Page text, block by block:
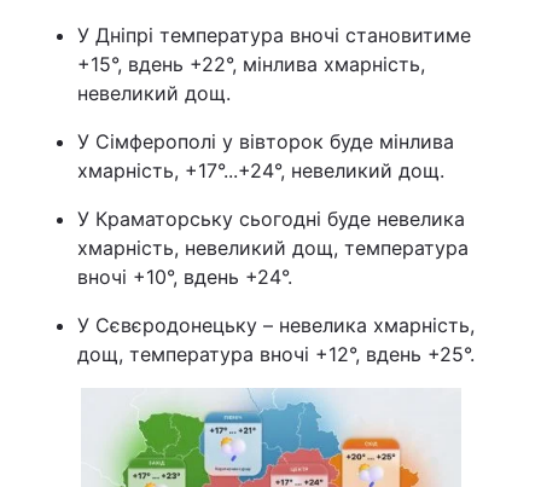
У Дніпрі температура вночі становитиме
+15°, вдень +22°, мінлива хмарність,
невеликий дощ.
У Сімферополі у вівторок буде мінлива
хмарність, +17°...+24°, невеликий дощ.
У Краматорську сьогодні буде невелика
хмарність, невеликий дощ, температура
вночі +10°, вдень +24°.
У Сєвєродонецьку – невелика хмарність,
дощ, температура вночі +12°, вдень +25°.